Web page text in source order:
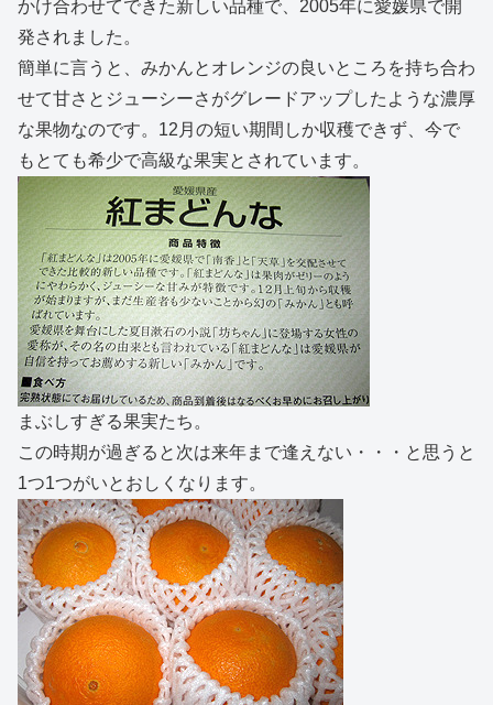
かけ合わせてできた新しい品種で、2005年に愛媛県で開
発されました。
簡単に言うと、みかんとオレンジの良いところを持ち合わ
せて甘さとジューシーさがグレードアップしたような濃厚
な果物なのです。12月の短い期間しか収穫できず、今で
もとても希少で高級な果実とされています。
まぶしすぎる果実たち。
この時期が過ぎると次は来年まで逢えない・・・と思うと
1つ1つがいとおしくなります。